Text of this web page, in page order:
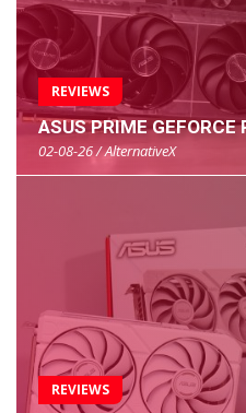
REVIEWS
ASUS PRIME
02-08-26 / AlternativeX
REVIEWS